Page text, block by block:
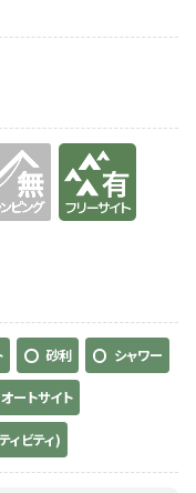
有り
砂利 シャワー
オートサイト
ィビティ)